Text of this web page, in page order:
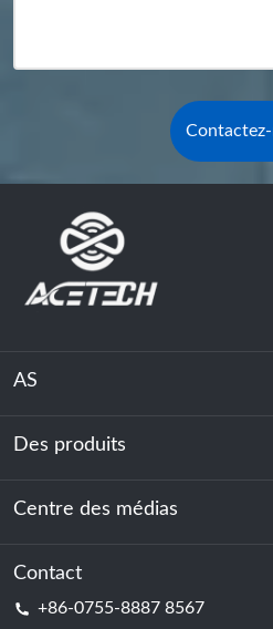
AS
À propos de nous
Durabilité
Des produits
Stockage d'énergie
Centre de données et salle des
Centre des médias
Nouvelles
Contact
+86-0755-8887 8567